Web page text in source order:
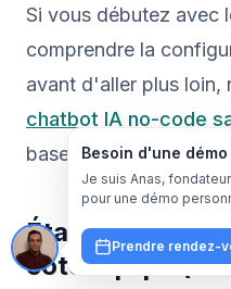
Si vous débutez avec
comprendre la
avant d'aller plus loin,
chatbot IA no-code
bases.
Étape 3 —
côté équipe
Besoin d'une démo
Je suis Anas,
pour une démo
Prendre rendez-